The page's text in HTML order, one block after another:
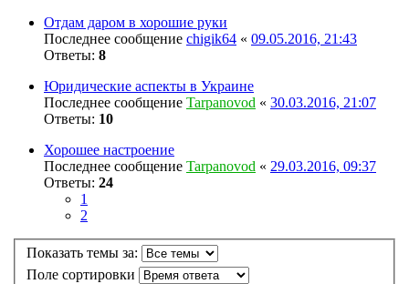
Отдам даром в хорошие руки
Последнее сообщение chigik64 « 09.05.2016, 21:43
Ответы: 8
Юридические аспекты в Украине
Последнее сообщение Tarpanovod « 30.03.2016, 21:07
Ответы: 10
Хорошее настроение
Последнее сообщение Tarpanovod « 29.03.2016, 09:37
Ответы: 24
1
2
Показать темы за:
Поле сортировки